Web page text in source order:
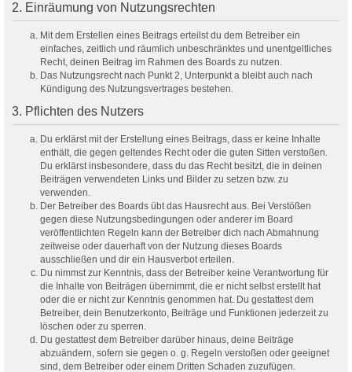
2. Einräumung von Nutzungsrechten
Mit dem Erstellen eines Beitrags erteilst du dem Betreiber ein
einfaches, zeitlich und räumlich unbeschränktes und unentgeltliches
Recht, deinen Beitrag im Rahmen des Boards zu nutzen.
Das Nutzungsrecht nach Punkt 2, Unterpunkt a bleibt auch nach
Kündigung des Nutzungsvertrages bestehen.
3. Pflichten des Nutzers
Du erklärst mit der Erstellung eines Beitrags, dass er keine Inhalte
enthält, die gegen geltendes Recht oder die guten Sitten verstoßen.
Du erklärst insbesondere, dass du das Recht besitzt, die in deinen
Beiträgen verwendeten Links und Bilder zu setzen bzw. zu
verwenden.
Der Betreiber des Boards übt das Hausrecht aus. Bei Verstößen
gegen diese Nutzungsbedingungen oder anderer im Board
veröffentlichten Regeln kann der Betreiber dich nach Abmahnung
zeitweise oder dauerhaft von der Nutzung dieses Boards
ausschließen und dir ein Hausverbot erteilen.
Du nimmst zur Kenntnis, dass der Betreiber keine Verantwortung für
die Inhalte von Beiträgen übernimmt, die er nicht selbst erstellt hat
oder die er nicht zur Kenntnis genommen hat. Du gestattest dem
Betreiber, dein Benutzerkonto, Beiträge und Funktionen jederzeit zu
löschen oder zu sperren.
Du gestattest dem Betreiber darüber hinaus, deine Beiträge
abzuändern, sofern sie gegen o. g. Regeln verstoßen oder geeignet
sind, dem Betreiber oder einem Dritten Schaden zuzufügen.